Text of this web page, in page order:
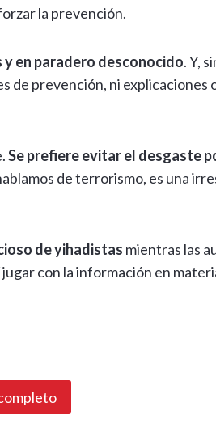
la prevención.
en paradero desconocido. Y,
de prevención, ni explicaciones
Se prefiere evitar el desgaste
de terrorismo, es una
de yihadistas mientras las
jugar con la información en